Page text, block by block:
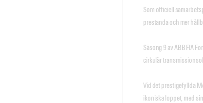
Som officiell
prestanda och mer
Säsong 9 av ABB FIA
cirkulär
Vid det prestigefyllda
ikoniska loppet, med